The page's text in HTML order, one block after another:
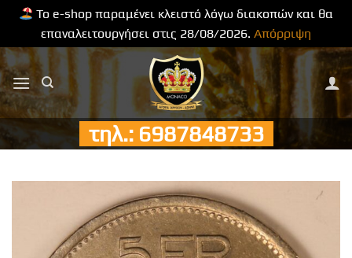
Το e-shop παραμένει κλειστό λόγω διακοπών και θα
επαναλειτουργήσει στις 28/08/2026. Απόρριψη
Μετάβαση
στο
περιεχόμενο
τηλ.: 6987848733